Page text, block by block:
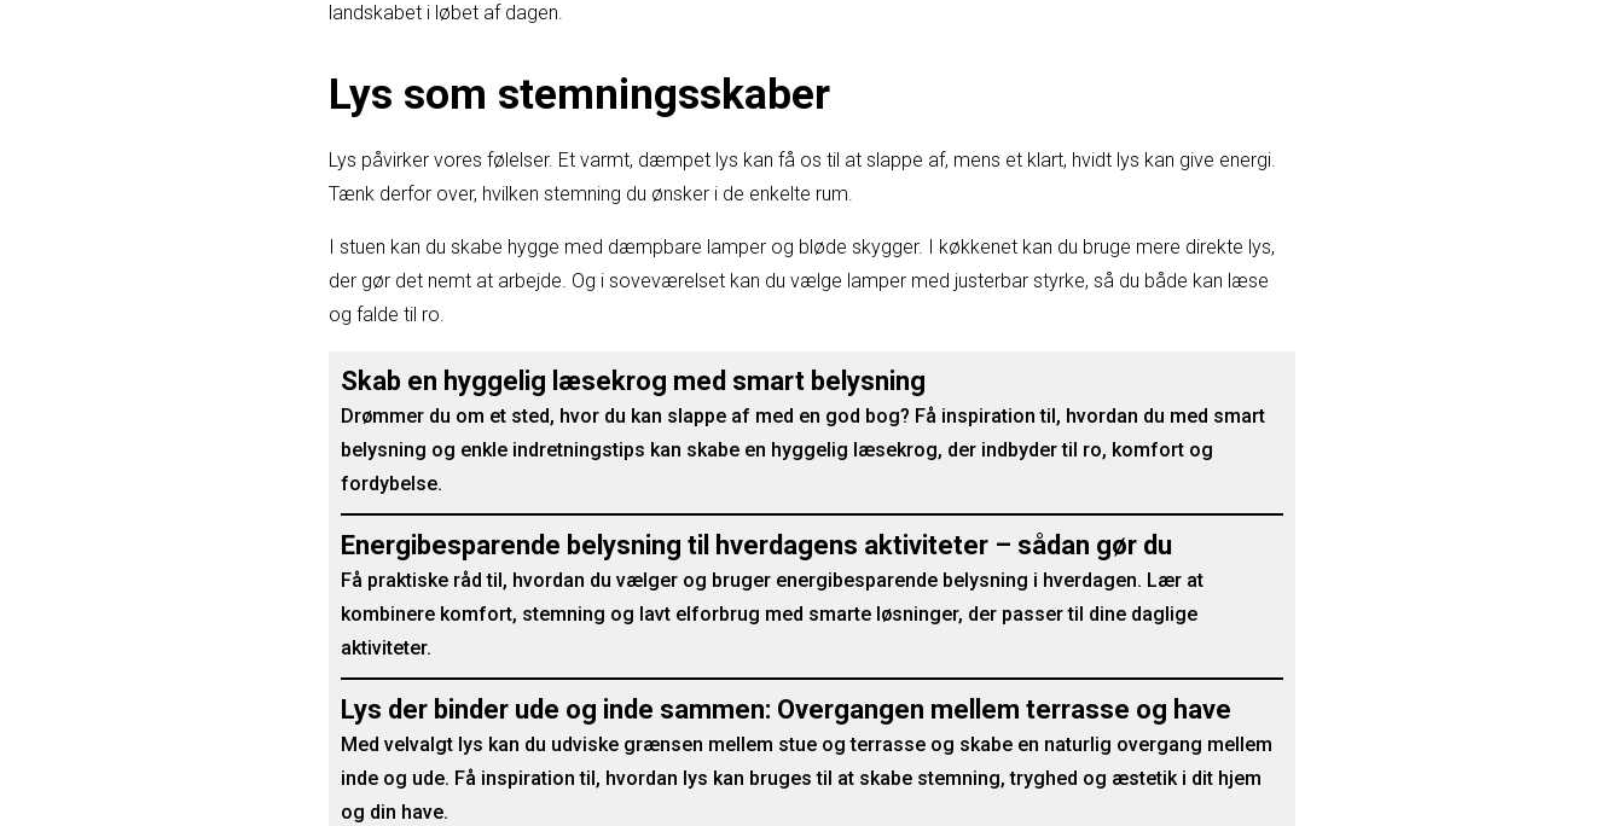
landskabet i løbet af dagen.
Lys som stemningsskaber
Lys påvirker vores følelser. Et varmt, dæmpet lys kan få os til at slappe af, mens et klart, hvidt lys kan give energi.
Tænk derfor over, hvilken stemning du ønsker i de enkelte rum.
I stuen kan du skabe hygge med dæmpbare lamper og bløde skygger. I køkkenet kan du bruge mere direkte lys,
der gør det nemt at arbejde. Og i soveværelset kan du vælge lamper med justerbar styrke, så du både kan læse
og falde til ro.
Skab en hyggelig læsekrog med smart belysning
Drømmer du om et sted, hvor du kan slappe af med en god bog? Få inspiration til, hvordan du med smart
belysning og enkle indretningstips kan skabe en hyggelig læsekrog, der indbyder til ro, komfort og
fordybelse.
Energibesparende belysning til hverdagens aktiviteter – sådan gør du
Få praktiske råd til, hvordan du vælger og bruger energibesparende belysning i hverdagen. Lær at
kombinere komfort, stemning og lavt elforbrug med smarte løsninger, der passer til dine daglige
aktiviteter.
Lys der binder ude og inde sammen: Overgangen mellem terrasse og have
Med velvalgt lys kan du udviske grænsen mellem stue og terrasse og skabe en naturlig overgang mellem
inde og ude. Få inspiration til, hvordan lys kan bruges til at skabe stemning, tryghed og æstetik i dit hjem
og din have.